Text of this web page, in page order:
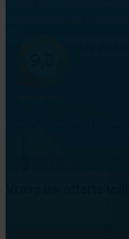
Op werkdagen binnen 1